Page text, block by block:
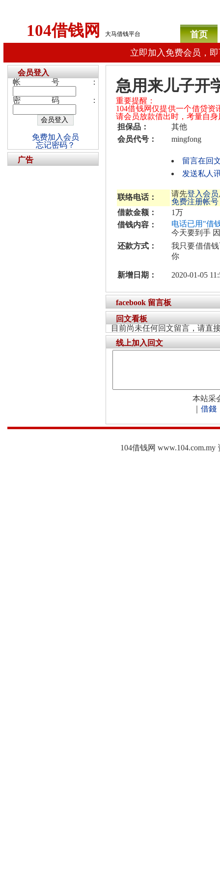
104借钱网 大马借钱平台
首页
立即加入免费会员，
急用来儿子开
重要提醒：
104借钱网仅提供一个借贷
请会员放款借出时，考量自
担保品：
其他
会员代号：
mingfong
留言在回
发送私人
联络电话： 请先登入会员
免费注册帐号
借款金额：
1万
借钱内容：
电话已用"借
今天要到手
还款方式：
我只要借借
你
新增日期： 2020-01-05
facebook 留言板
回文看板
目前尚未任何回文留言，请直
线上加入回文
本站采
借錢
会员登入
帐号：
密码：
免费加入会员
忘记密码？
广告
104借钱网